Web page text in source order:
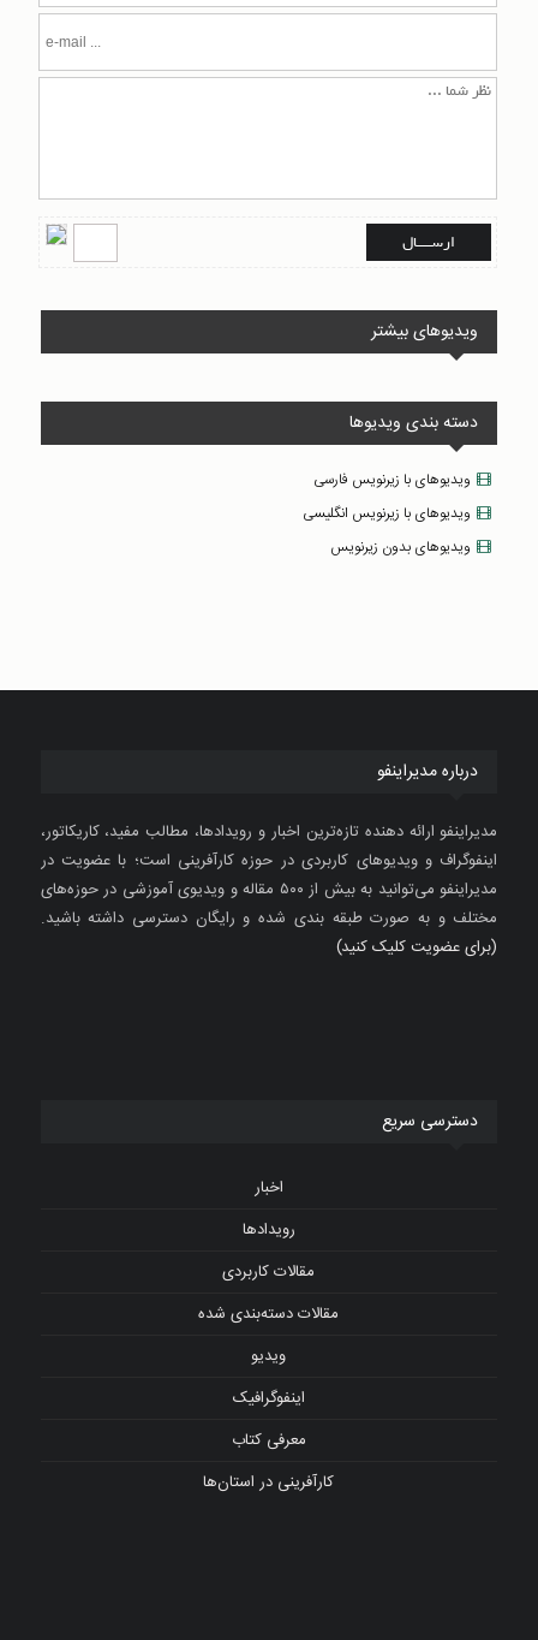
ویدیوهای بیشتر
دسته بندی ویدیوها
ویدیوهای با زیرنویس فارسی
ویدیوهای با زیرنویس انگلیسی
ویدیوهای بدون زیرنویس
درباره مدیراینفو
مدیراینفو ارائه دهنده تازه‌ترین اخبار و رویدادها، مطالب مفید، کاریکاتور،
اینفوگراف و ویدیوهای کاربردی در حوزه کارآفرینی است؛ با عضویت در
مدیراینفو می‌توانید به بیش از ۵۰۰ مقاله و ویدیوی آموزشی در حوزه‌های
مختلف و به صورت طبقه بندی شده و رایگان دسترسی داشته باشید.
(برای عضویت کلیک کنید)
دسترسی سریع
اخبار
رویدادها
مقالات کاربردی
مقالات دسته‌بندی شده
ویدیو
اینفوگرافیک
معرفی کتاب
کارآفرینی در استان‌ها